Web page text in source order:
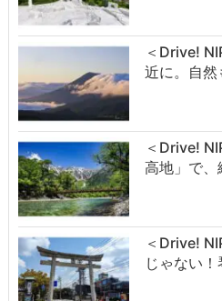
＜Drive!
近に。自
＜Drive!
高地」で、
＜Drive!
じゃない